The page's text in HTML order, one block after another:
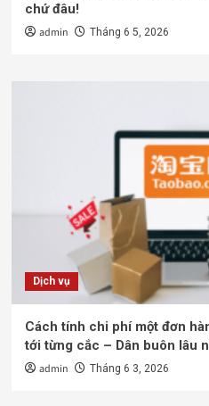
chứ đâu!
admin Tháng 6 5, 2026
Dịch vụ
Cách tính chi phí một đơn
tới từng cắc – Dân buôn lâu
admin Tháng 6 3, 2026